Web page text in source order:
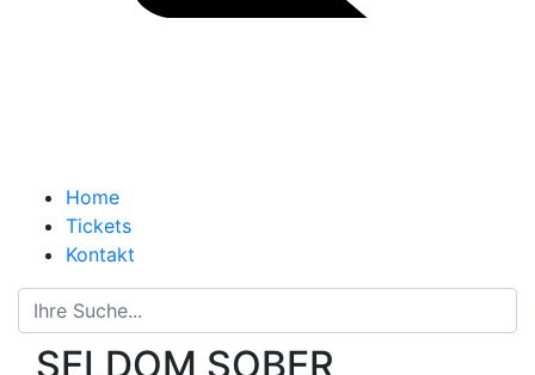
Home
Tickets
Kontakt
SELDOM SOBER